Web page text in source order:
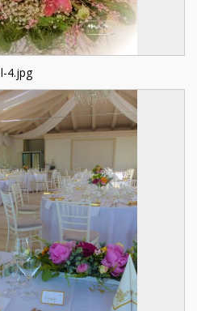
l-4.jpg